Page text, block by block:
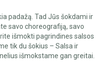
padažą. Tad Jūs šokdami ir
savo choreografiją, savo
išmokti pagrindines salsos
tik du šokius – Salsa ir
išmokstame gan greitai.